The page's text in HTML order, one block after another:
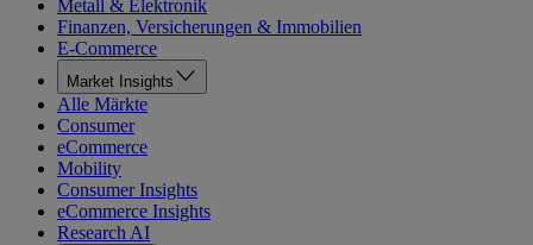
Metall & Elektronik
Finanzen, Versicherungen & Immobilien
E-Commerce
Market Insights
Alle Märkte
Consumer
eCommerce
Mobility
Consumer Insights
eCommerce Insights
Research AI